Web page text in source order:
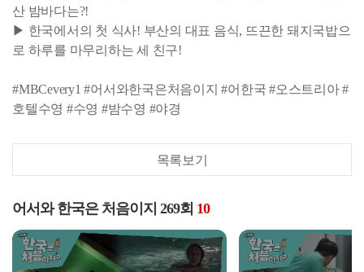
산 밤바다는?!
▶ 한국에서의 첫 식사! 부산의 대표 음식, 뜨끈한 돼지국밥으
로 하루를 마무리하는 세 친구!
#MBCevery1 #어서와한국은처음이지 #어한국 #오스트리아 #
호텔수영 #수영 #밤수영 #야경
목록보기
어서와 한국은 처음이지 269회 10